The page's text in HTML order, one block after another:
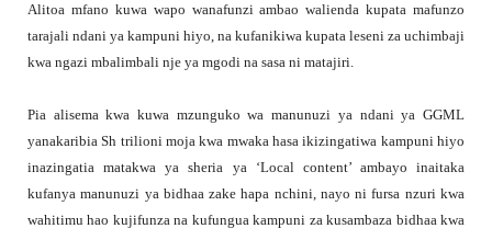
Alitoa mfano kuwa wapo wanafunzi ambao walienda kupata mafunzo
tarajali ndani ya kampuni hiyo, na kufanikiwa kupata leseni za uchimbaji
kwa ngazi mbalimbali nje ya mgodi na sasa ni matajiri.
Pia alisema kwa kuwa mzunguko wa manunuzi ya ndani ya GGML
yanakaribia Sh trilioni moja kwa mwaka hasa ikizingatiwa kampuni hiyo
inazingatia matakwa ya sheria ya ‘Local content’ ambayo inaitaka
kufanya manunuzi ya bidhaa zake hapa nchini, nayo ni fursa nzuri kwa
wahitimu hao kujifunza na kufungua kampuni za kusambaza bidhaa kwa